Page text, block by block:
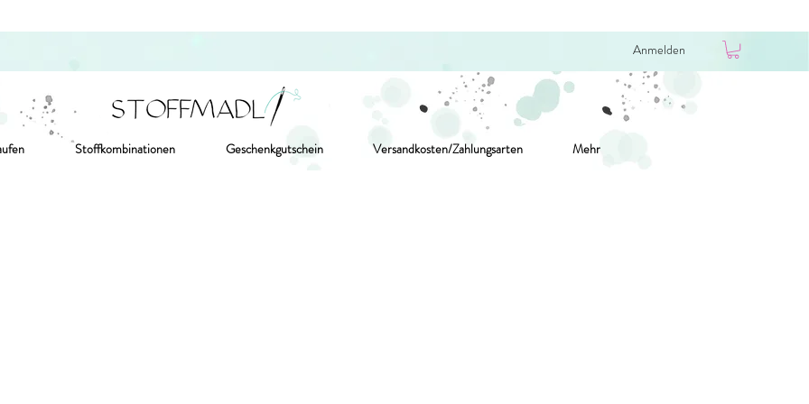
Anmelden
Stoffkombinationen Geschenkgutschein Versandkosten/Zahlungsarten Mehr